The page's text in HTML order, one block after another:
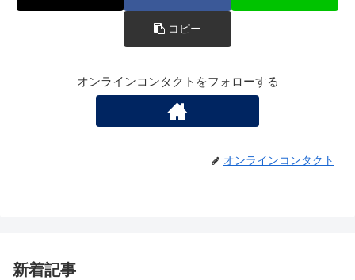
コピー
オンラインコンタクトをフォローする
オンラインコンタクト
新着記事